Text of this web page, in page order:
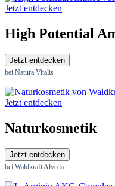
Jetzt entdecken
High Potential
Jetzt entdecken
bei Natura Vitalis
Jetzt entdecken
Naturkosmetik
Jetzt entdecken
bei Waldkraft Alveda